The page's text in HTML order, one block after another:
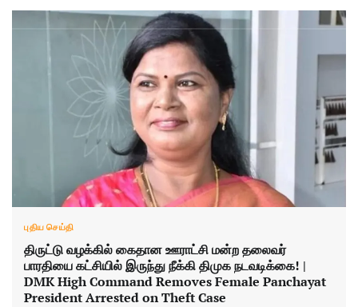
புதிய செய்தி
திருட்டு வழக்கில் கைதான ஊராட்சி மன்ற தலைவர்
பாரதியை கட்சியில் இருந்து நீக்கி திமுக நடவடிக்கை! |
DMK High Command Removes Female Panchayat
President Arrested on Theft Case